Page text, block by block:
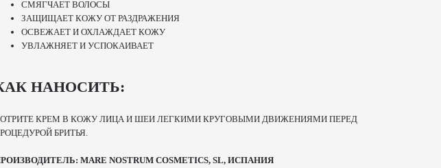
СМЯГЧАЕТ ВОЛОСЫ
ЗАЩИЩАЕТ КОЖУ ОТ РАЗДРАЖЕНИЯ
ОСВЕЖАЕТ И ОХЛАЖДАЕТ КОЖУ
УВЛАЖНЯЕТ И УСПОКАИВАЕТ
НАНОСИТЬ:
КРЕМ В КОЖУ ЛИЦА И ШЕИ ЛЕГКИМИ КРУГОВЫМИ ДВИЖЕНИЯМИ ПЕРЕД
БРИТЬЯ.
MARE NOSTRUM COSMETICS, SL, ИСПАНИЯ